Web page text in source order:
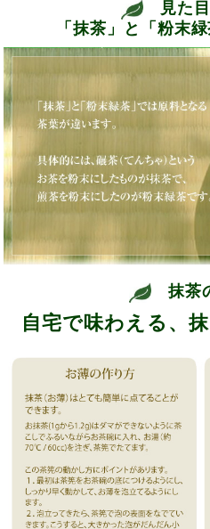
見た
「抹茶」と「粉末
抹茶
自宅で味わえる、